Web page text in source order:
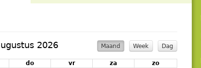
2026 Maand Week Dag
do vr za
zo